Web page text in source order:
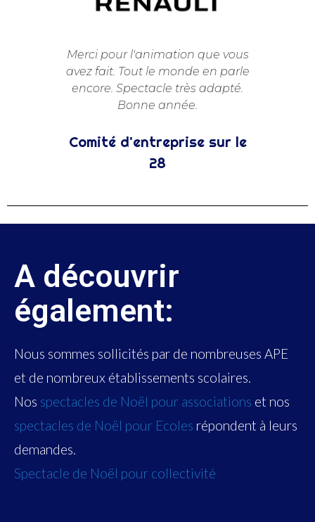
Merci pour l'animation que vous
avez fait. Tout le monde en parle
encore. Spectacle très adapté.
Bonne année.
Comité d'entreprise sur le
28
A découvrir
également:
Nous sommes sollicités par de nombreuses APE
et de nombreux établissements scolaires.
Nos spectacles de Noël pour associations et nos
spectacles de Noël pour Ecoles répondent à leurs
demandes.
Spectacle de Noël pour collectivité